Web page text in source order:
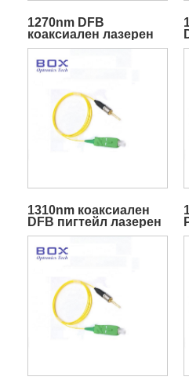
1270nm DFB
коаксиален лазерен
диод
1310nm коаксиален
DFB пигтейл лазерен
диод